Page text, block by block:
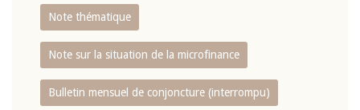
Note thématique
Note sur la situation de la microfinance
Bulletin mensuel de conjoncture (interrompu)